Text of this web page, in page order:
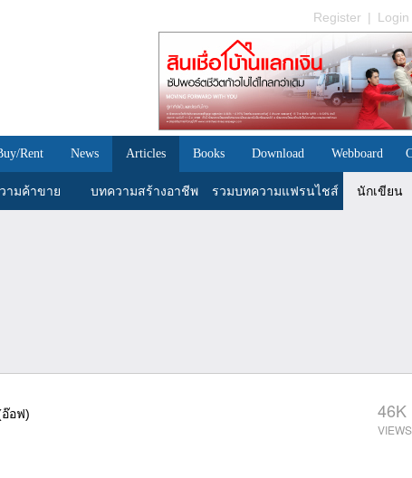
Register | Login
Rent News Articles Books Download Webboard
ามค้าขาย บทความสร้างอาชีพ รวมบทความแฟรนไชส์ นักเขียน
อฟ) 46K